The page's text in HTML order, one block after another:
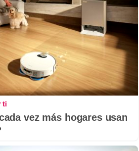
ti
vez más hogares usan